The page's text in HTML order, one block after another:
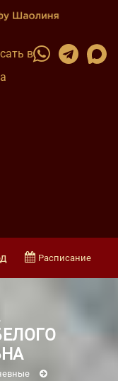
в
Расписание